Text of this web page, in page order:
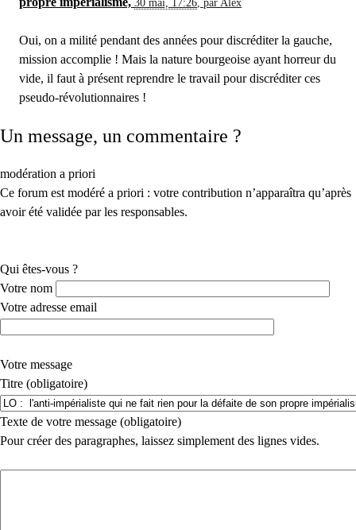
Oui, on a milité pendant des années pour discréditer la gauche,
mission accomplie ! Mais la nature bourgeoise ayant horreur du
vide, il faut à présent reprendre le travail pour discréditer ces
pseudo-révolutionnaires !
Un message, un commentaire ?
modération a priori
Ce forum est modéré a priori : votre contribution n’apparaîtra qu’après
avoir été validée par les responsables.
Qui êtes-vous ?
Votre nom
Votre adresse email
Votre message
Titre (obligatoire)
Texte de votre message (obligatoire)
Pour créer des paragraphes, laissez simplement des lignes vides.